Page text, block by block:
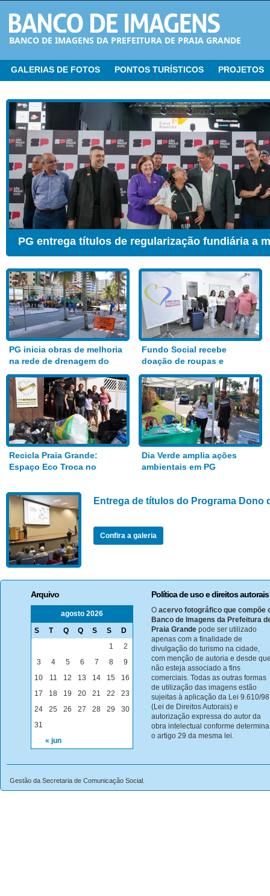
BANCO DE IMAGENS DA PREFEITURA DE PRAIA GRANDE
GALERIAS DE FOTOS PONTOS TURÍSTICOS PROJETOS
CER ganha Sala de Estimulação Sensorial
PG inicia obras de melhoria
na rede de drenagem do
Bairro Aviação
Fundo Social recebe
doação de roupas e
alimentos
Recicla Praia Grande:
Espaço Eco Troca no
Dia Verde amplia ações
ambientais em PG
Entrega de títulos do Programa Dono
Confira a galeria
Arquivo
agosto 2026
S
T Q Q S S D
« jun
1
2
3
4 5 6 7 8
9
10
11 12 13 14 15
16
17
18 19 20 21 22
23
24
25 26 27 28 29
30
31
Política de uso e direitos autorais
O acervo fotográfico que compõe
Banco de Imagens da Prefeitura
Praia Grande pode ser utilizado
apenas com a finalidade de
divulgação do turismo na cidade,
com menção de autoria e desde
não esteja associado a fins
comerciais. Todas as outras formas
de utilização das imagens estão
sujeitas à aplicação da Lei 9.610/98
(Lei de Direitos Autorais) e
autorização expressa do autor da
obra intelectual conforme determina
o artigo 29 da mesma lei.
Gestão da Secretaria de Comunicação Social.